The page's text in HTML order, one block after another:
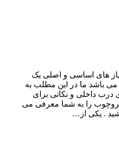
های اساسی و اصلی یک
باشد ما در این مطلب به
درب داخلی و نکاتی برای
را به شما معرفی می
. یکی از…